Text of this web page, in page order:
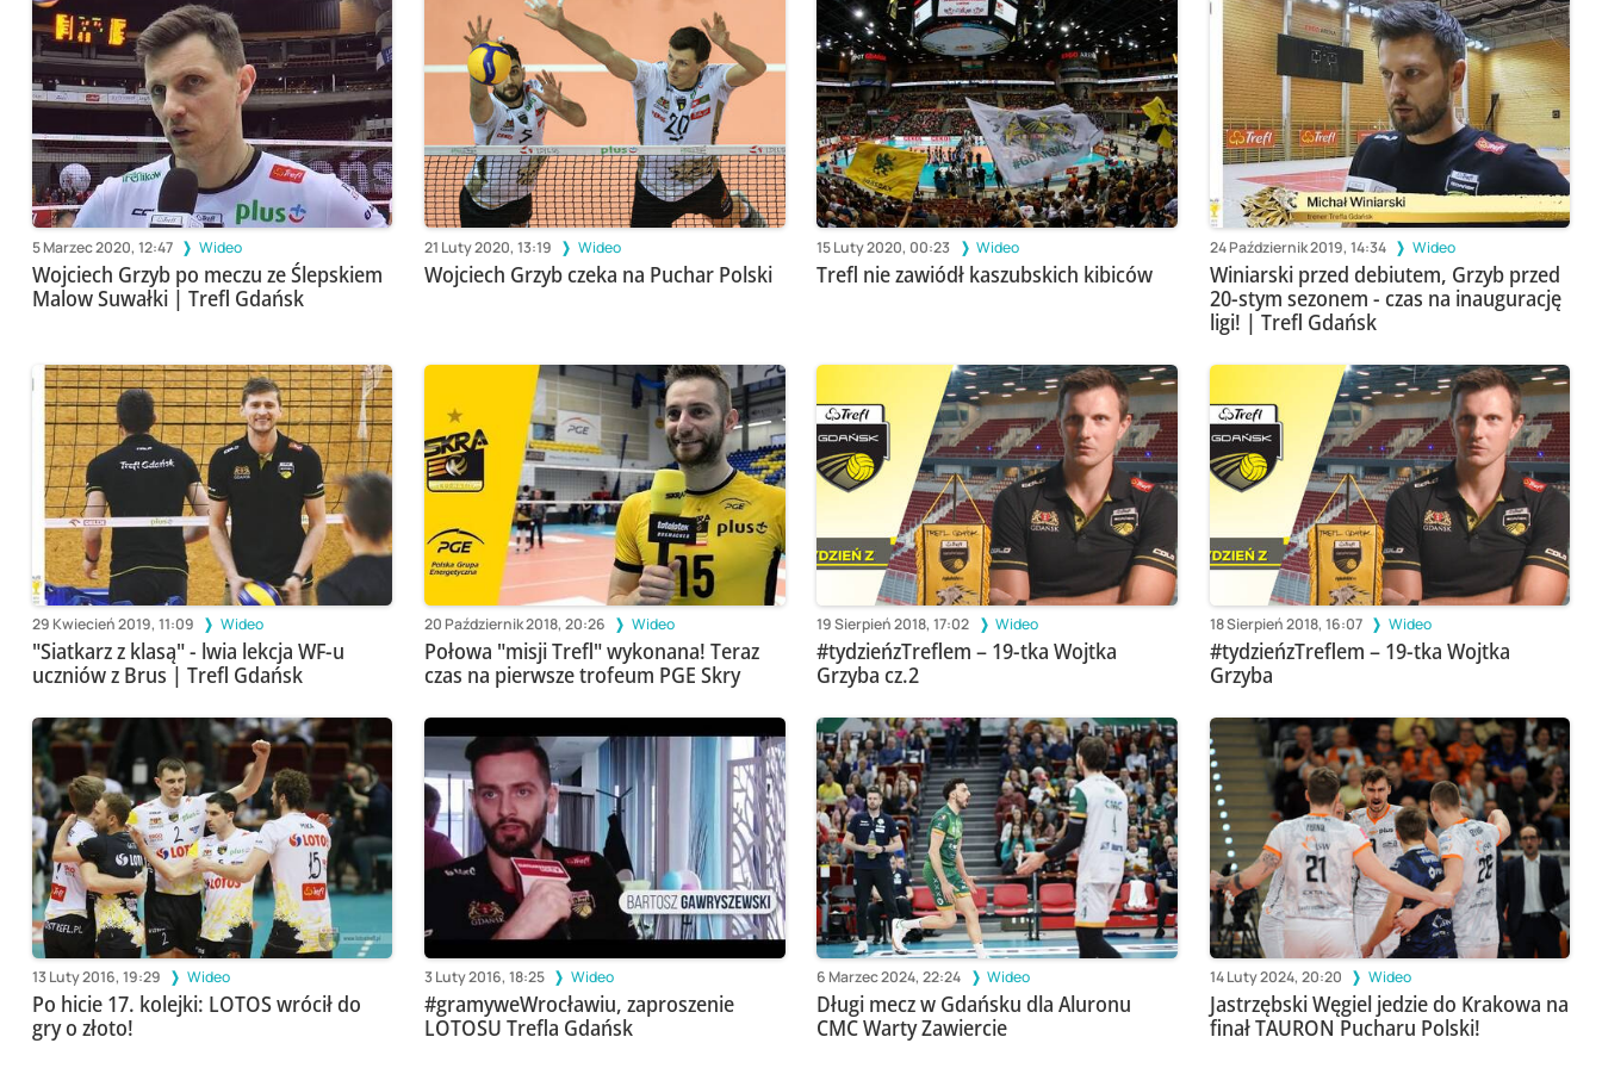
5 Marzec 2020, 12:47 Wideo
Wojciech Grzyb po meczu ze Ślepskiem
Malow Suwałki | Trefl Gdańsk
21 Luty 2020, 13:19 Wideo
Wojciech Grzyb czeka na Puchar Polski
15 Luty 2020, 00:23 Wideo
Trefl nie zawiódł kaszubskich kibiców
24 Październik 2019, 14:34 Wideo
Winiarski przed debiutem, Grzyb przed
20-stym sezonem - czas na inaugurację
ligi! | Trefl Gdańsk
29 Kwiecień 2019, 11:09 Wideo
"Siatkarz z klasą" - lwia lekcja WF-u
uczniów z Brus | Trefl Gdańsk
20 Październik 2018, 20:26 Wideo
Połowa "misji Trefl" wykonana! Teraz
czas na pierwsze trofeum PGE Skry
19 Sierpień 2018, 17:02 Wideo
#tydzieńzTreflem – 19-tka Wojtka
Grzyba cz.2
18 Sierpień 2018, 16:07 Wideo
#tydzieńzTreflem – 19-tka Wojtka
Grzyba
13 Luty 2016, 19:29 Wideo
Po hicie 17. kolejki: LOTOS wrócił do
gry o złoto!
3 Luty 2016, 18:25 Wideo
#gramyweWrocławiu, zaproszenie
LOTOSU Trefla Gdańsk
6 Marzec 2024, 22:24 Wideo
Długi mecz w Gdańsku dla Aluronu
CMC Warty Zawiercie
14 Luty 2024, 20:20 Wideo
Jastrzębski Węgiel jedzie do Krakowa na
finał TAURON Pucharu Polski!